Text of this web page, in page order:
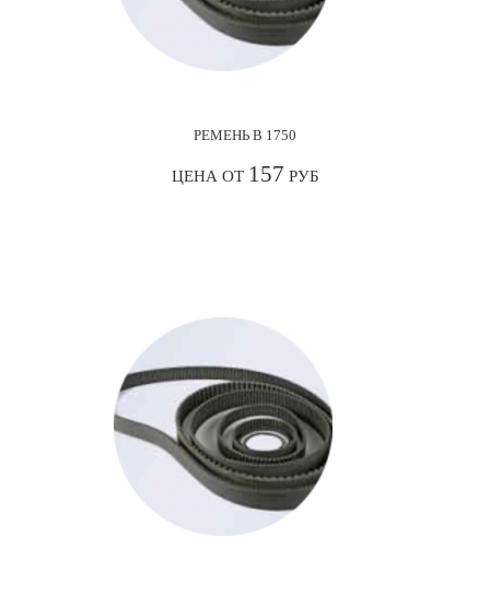
РЕМЕНЬ В 1750
ЦЕНА ОТ 157 РУБ